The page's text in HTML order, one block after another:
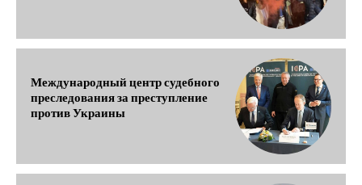
Международный центр судебного
преследования за преступление
против Украины